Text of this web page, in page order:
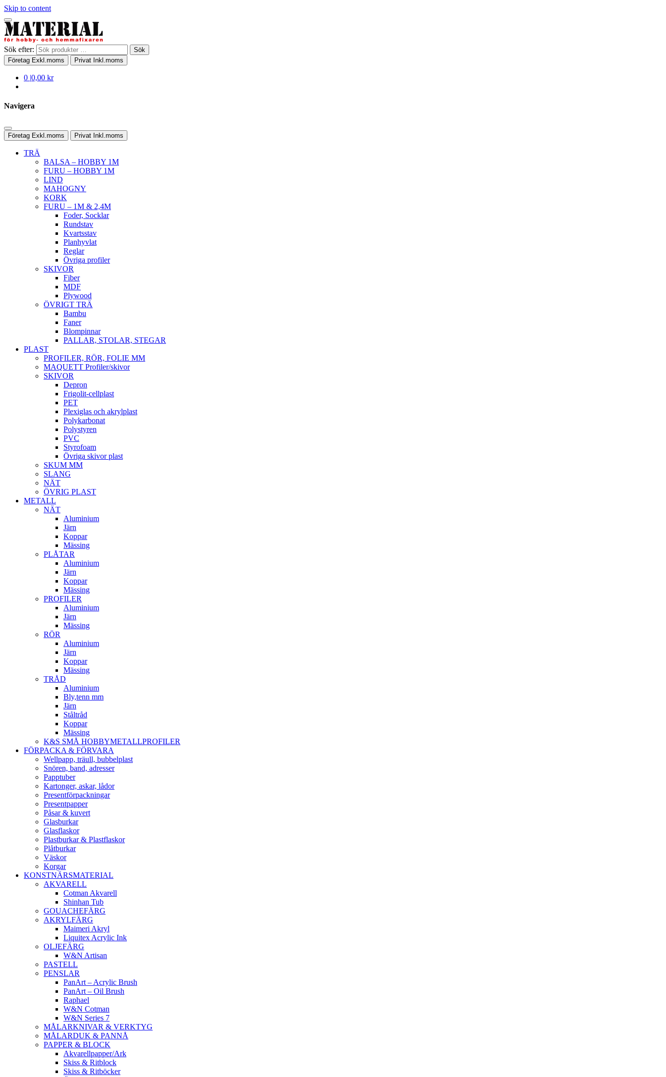
Skip to content
Sök efter:
Sök
Företag Exkl.moms Privat Inkl.moms
0 |0,00 kr
Navigera
Företag Exkl.moms Privat Inkl.moms
TRÄ
BALSA – HOBBY 1M
FURU – HOBBY 1M
LIND
MAHOGNY
KORK
FURU – 1M & 2,4M
Foder, Socklar
Rundstav
Kvartsstav
Planhyvlat
Reglar
Övriga profiler
SKIVOR
Fiber
MDF
Plywood
ÖVRIGT TRÄ
Bambu
Faner
Blompinnar
PALLAR, STOLAR, STEGAR
PLAST
PROFILER, RÖR, FOLIE MM
MAQUETT Profiler/skivor
SKIVOR
Depron
Frigolit-cellplast
PET
Plexiglas och akrylplast
Polykarbonat
Polystyren
PVC
Styrofoam
Övriga skivor plast
SKUM MM
SLANG
NÄT
ÖVRIG PLAST
METALL
NÄT
Aluminium
Järn
Koppar
Mässing
PLÅTAR
Aluminium
Järn
Koppar
Mässing
PROFILER
Aluminium
Järn
Mässing
RÖR
Aluminium
Järn
Koppar
Mässing
TRÅD
Aluminium
Bly,tenn mm
Järn
Ståltråd
Koppar
Mässing
K&S SMÅ HOBBYMETALLPROFILER
FÖRPACKA & FÖRVARA
Wellpapp, träull, bubbelplast
Snören, band, adresser
Papptuber
Kartonger, askar, lådor
Presentförpackningar
Presentpapper
Påsar & kuvert
Glasburkar
Glasflaskor
Plastburkar & Plastflaskor
Plåtburkar
Väskor
Korgar
KONSTNÄRSMATERIAL
AKVARELL
Cotman Akvarell
Shinhan Tub
GOUACHEFÄRG
AKRYLFÄRG
Maimeri Akryl
Liquitex Acrylic Ink
OLJEFÄRG
W&N Artisan
PASTELL
PENSLAR
PanArt – Acrylic Brush
PanArt – Oil Brush
Raphael
W&N Cotman
W&N Series 7
MÅLARKNIVAR & VERKTYG
MÅLARDUK & PANNÅ
PAPPER & BLOCK
Akvarellpapper/Ark
Skiss & Ritblock
Skiss & Ritböcker